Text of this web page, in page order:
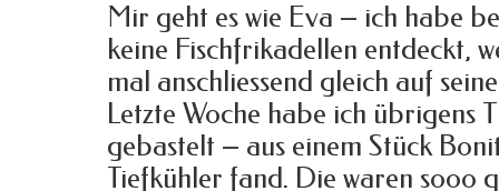
Mir geht es wie Eva – ich habe
keine Fischfrikadellen entdeckt,
mal anschliessend gleich auf
Letzte Woche habe ich übrigens
gebastelt – aus einem Stück
Tiefkühler fand. Die waren sooo